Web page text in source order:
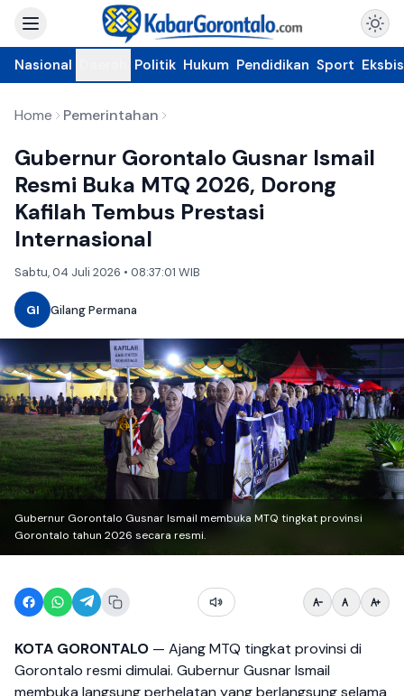
Nasional Politik Hukum Pendidikan Sport Eksbis
Home Pemerintahan
Gubernur Gorontalo Gusnar Ismail
Resmi Buka MTQ 2026, Dorong
Kafilah Tembus Prestasi
Internasional
Sabtu, 04 Juli 2026 • 08:37:01 WIB
GI Gilang Permana
Gubernur Gorontalo Gusnar Ismail membuka MTQ tingkat provinsi
Gorontalo tahun 2026 secara resmi.
KOTA GORONTALO — Ajang MTQ tingkat provinsi di
Gorontalo resmi dimulai. Gubernur Gusnar Ismail
membuka langsung perhelatan yang berlangsung selama